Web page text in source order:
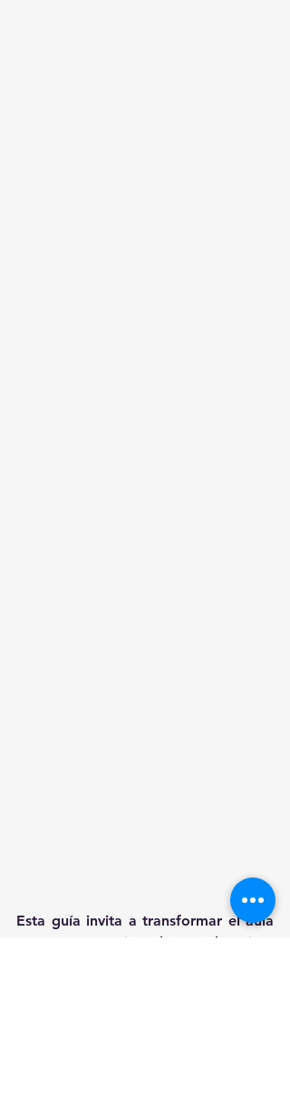
Esta guía invita a transformar el aula
en un espacio de exploración,